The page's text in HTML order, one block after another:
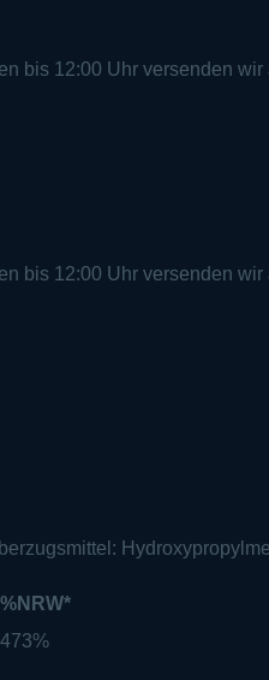
bis 12:00 Uhr versenden wir
bis 12:00 Uhr versenden wir
%NRW*
473%